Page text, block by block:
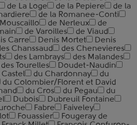
de La Loge de la Pepiere
de la
de la Romanee-Conti
de Nerleux
de
de Varoilles
de Viaud
Carre Denis Mortet
Denis
Chanssaud
des Chenevieres
des Lambrays
des Malandes
des Tourelles
Doudet-Naudin
Castel du Chardonnay
du
du Colombier/Florent et David
du Cros du Pegau
du
Dubois
Dubreuil Fontaine
Fabre
Faiveley
Fouassier
Fougeray de